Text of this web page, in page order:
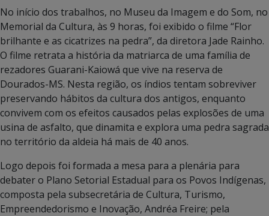
No início dos trabalhos, no Museu da Imagem e do Som, no
Memorial da Cultura, às 9 horas, foi exibido o filme “Flor
brilhante e as cicatrizes na pedra”, da diretora Jade Rainho.
O filme retrata a história da matriarca de uma família de
rezadores Guarani-Kaiowá que vive na reserva de
Dourados-MS. Nesta região, os índios tentam sobreviver
preservando hábitos da cultura dos antigos, enquanto
convivem com os efeitos causados pelas explosões de uma
usina de asfalto, que dinamita e explora uma pedra sagrada
no território da aldeia há mais de 40 anos.
Logo depois foi formada a mesa para a plenária para
debater o Plano Setorial Estadual para os Povos Indígenas,
composta pela subsecretária de Cultura, Turismo,
Empreendedorismo e Inovação, Andréa Freire; pela